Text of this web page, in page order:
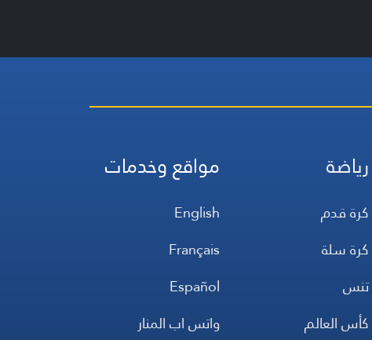
رياضة
كرة قدم
كرة سلة
تنس
كأس العالم
مواقع وخدمات
English
Français
Español
واتس اب المنار